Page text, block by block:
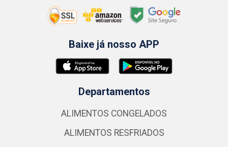
Baixe já nosso APP
Departamentos
ALIMENTOS CONGELADOS
ALIMENTOS RESFRIADOS